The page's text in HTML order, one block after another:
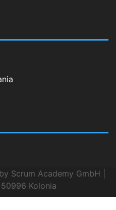
Scrum Academy GmbH |
50996 Kolonia